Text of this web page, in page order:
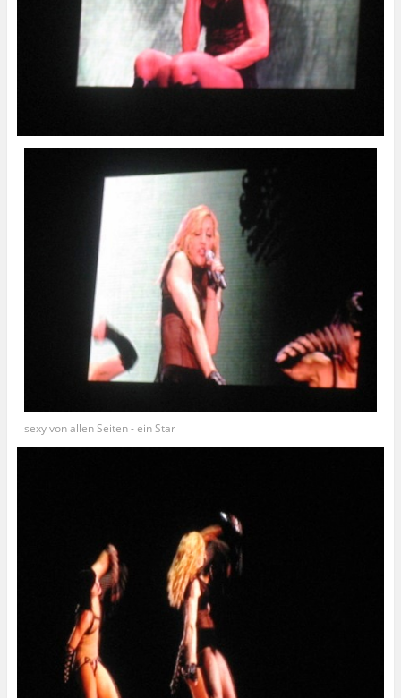
sexy von allen Seiten - ein Star